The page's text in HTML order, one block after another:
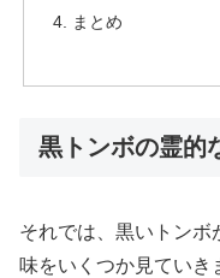
まとめ
黒トンボの霊的
それでは、黒いトンボ
味をいくつか見ていき